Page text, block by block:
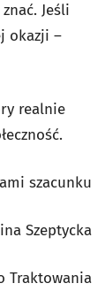
Jeśli
okazji –
realnie
szacunku
Szeptycka
Traktowania